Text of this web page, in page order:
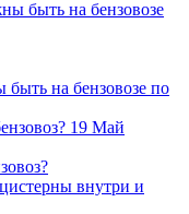
на бензовозе по
19 Май